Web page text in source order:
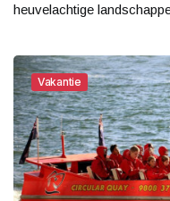
heuvelachtige
Vakantie